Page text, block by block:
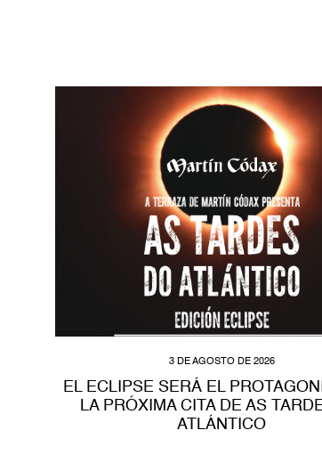
3 DE AGOSTO DE 2026
EL ECLIPSE SERÁ EL
LA PRÓXIMA CITA DE AS
ATLÁNTICO